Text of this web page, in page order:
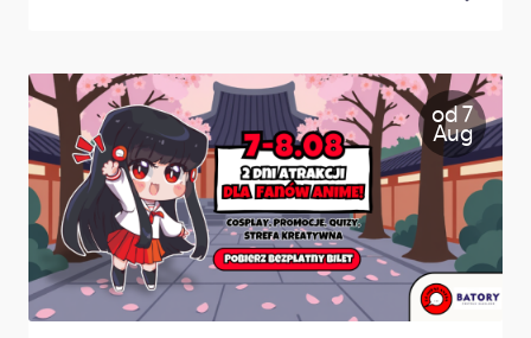
od 7
Aug